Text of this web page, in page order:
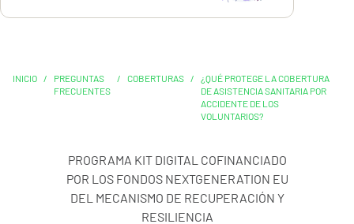
INICIO /
PREGUNTAS
FRECUENTES
/ COBERTURAS /
¿QUÉ PROTEGE LA COBERTURA
DE ASISTENCIA SANITARIA POR
ACCIDENTE DE LOS
VOLUNTARIOS?
PROGRAMA KIT DIGITAL COFINANCIADO
POR LOS FONDOS NEXTGENERATION EU
DEL MECANISMO DE RECUPERACIÓN Y
RESILIENCIA